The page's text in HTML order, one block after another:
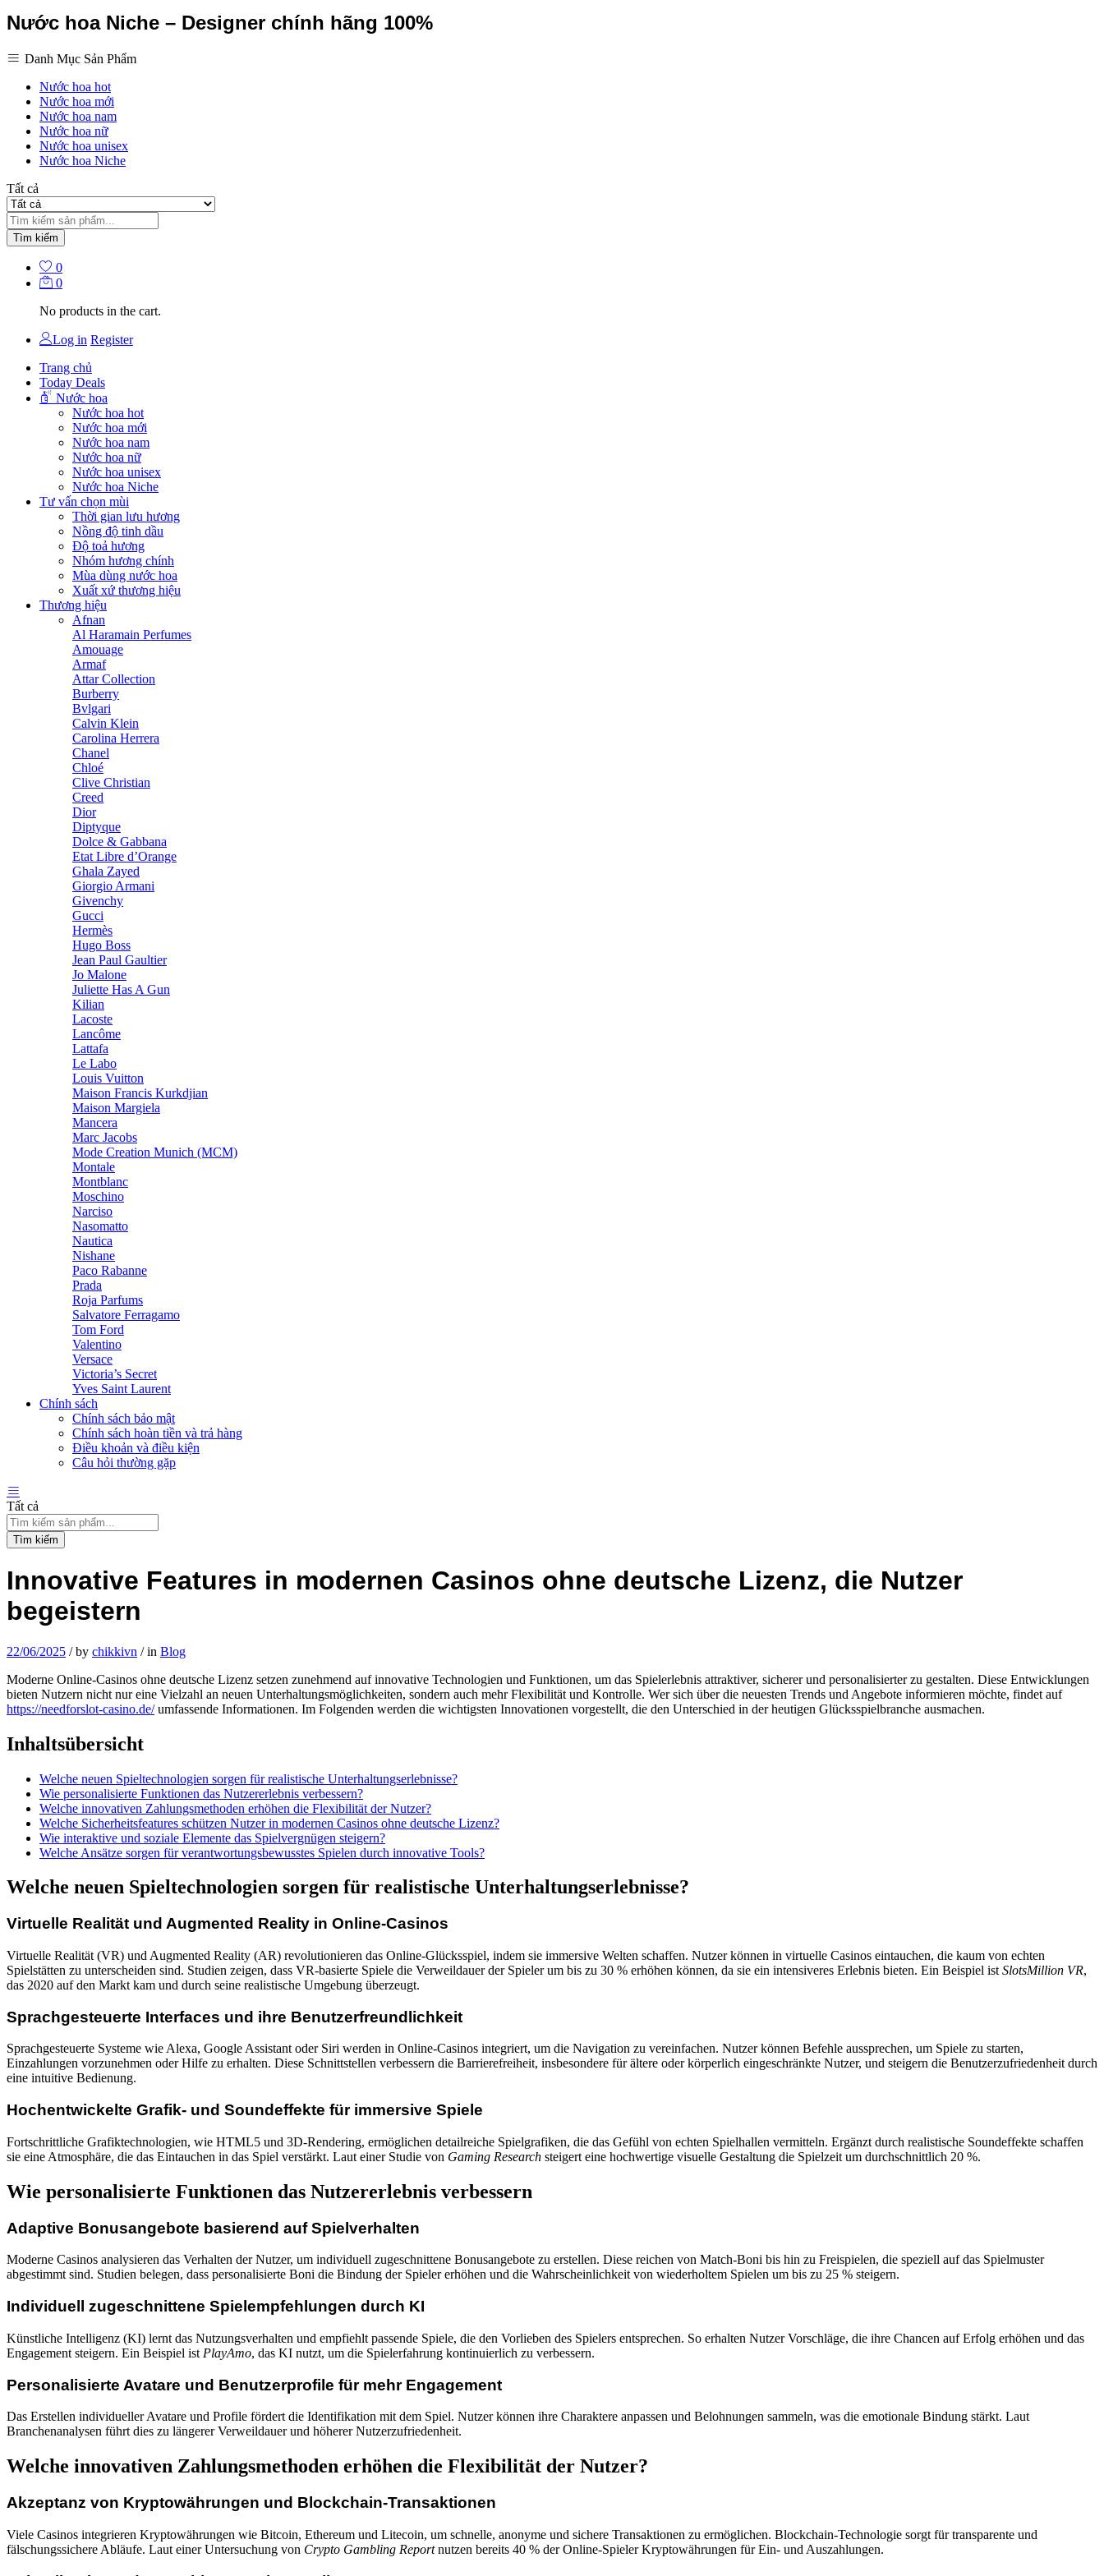
Nước hoa Niche – Designer chính hãng 100%
Danh Mục Sản Phẩm
Nước hoa hot
Nước hoa mới
Nước hoa nam
Nước hoa nữ
Nước hoa unisex
Nước hoa Niche
Tất cả
Tìm kiếm
0
0
No products in the cart.
Log in Register
Trang chủ
Today Deals
Nước hoa
Nước hoa hot
Nước hoa mới
Nước hoa nam
Nước hoa nữ
Nước hoa unisex
Nước hoa Niche
Tư vấn chọn mùi
Thời gian lưu hương
Nồng độ tinh dầu
Độ toả hương
Nhóm hương chính
Mùa dùng nước hoa
Xuất xứ thương hiệu
Thương hiệu
Afnan
Al Haramain Perfumes
Amouage
Armaf
Attar Collection
Burberry
Bvlgari
Calvin Klein
Carolina Herrera
Chanel
Chloé
Clive Christian
Creed
Dior
Diptyque
Dolce & Gabbana
Etat Libre d’Orange
Ghala Zayed
Giorgio Armani
Givenchy
Gucci
Hermès
Hugo Boss
Jean Paul Gaultier
Jo Malone
Juliette Has A Gun
Kilian
Lacoste
Lancôme
Lattafa
Le Labo
Louis Vuitton
Maison Francis Kurkdjian
Maison Margiela
Mancera
Marc Jacobs
Mode Creation Munich (MCM)
Montale
Montblanc
Moschino
Narciso
Nasomatto
Nautica
Nishane
Paco Rabanne
Prada
Roja Parfums
Salvatore Ferragamo
Tom Ford
Valentino
Versace
Victoria’s Secret
Yves Saint Laurent
Chính sách
Chính sách bảo mật
Chính sách hoàn tiền và trả hàng
Điều khoản và điều kiện
Câu hỏi thường gặp
Tất cả
Tìm kiếm
Innovative Features in modernen Casinos ohne deutsche Lizenz, die Nutzer
begeistern
22/06/2025 /by chikkivn /in Blog
Moderne Online-Casinos ohne deutsche Lizenz setzen zunehmend auf innovative Technologien und Funktionen, um das Spielerlebnis attraktiver, sicherer und personalisierter zu gestalten. Diese Entwicklungen
bieten Nutzern nicht nur eine Vielzahl an neuen Unterhaltungsmöglichkeiten, sondern auch mehr Flexibilität und Kontrolle. Wer sich über die neuesten Trends und Angebote informieren möchte, findet auf
https://needforslot-casino.de/umfassende Informationen. Im Folgenden werden die wichtigsten Innovationen vorgestellt, die den Unterschied in der heutigen Glücksspielbranche ausmachen.
Inhaltsübersicht
Welche neuen Spieltechnologien sorgen für realistische Unterhaltungserlebnisse?
Wie personalisierte Funktionen das Nutzererlebnis verbessern?
Welche innovativen Zahlungsmethoden erhöhen die Flexibilität der Nutzer?
Welche Sicherheitsfeatures schützen Nutzer in modernen Casinos ohne deutsche Lizenz?
Wie interaktive und soziale Elemente das Spielvergnügen steigern?
Welche Ansätze sorgen für verantwortungsbewusstes Spielen durch innovative Tools?
Welche neuen Spieltechnologien sorgen für realistische Unterhaltungserlebnisse?
Virtuelle Realität und Augmented Reality in Online-Casinos
Virtuelle Realität (VR) und Augmented Reality (AR) revolutionieren das Online-Glücksspiel, indem sie immersive Welten schaffen. Nutzer können in virtuelle Casinos eintauchen, die kaum von echten
Spielstätten zu unterscheiden sind. Studien zeigen, dass VR-basierte Spiele die Verweildauer der Spieler um bis zu 30 % erhöhen können, da sie ein intensiveres Erlebnis bieten. Ein Beispiel ist SlotsMillion VR,
das 2020 auf den Markt kam und durch seine realistische Umgebung überzeugt.
Sprachgesteuerte Interfaces und ihre Benutzerfreundlichkeit
Sprachgesteuerte Systeme wie Alexa, Google Assistant oder Siri werden in Online-Casinos integriert, um die Navigation zu vereinfachen. Nutzer können Befehle aussprechen, um Spiele zu starten,
Einzahlungen vorzunehmen oder Hilfe zu erhalten. Diese Schnittstellen verbessern die Barrierefreiheit, insbesondere für ältere oder körperlich eingeschränkte Nutzer, und steigern die Benutzerzufriedenheit durch
eine intuitive Bedienung.
Hochentwickelte Grafik- und Soundeffekte für immersive Spiele
Fortschrittliche Grafiktechnologien, wie HTML5 und 3D-Rendering, ermöglichen detailreiche Spielgrafiken, die das Gefühl von echten Spielhallen vermitteln. Ergänzt durch realistische Soundeffekte schaffen
sie eine Atmosphäre, die das Eintauchen in das Spiel verstärkt. Laut einer Studie von Gaming Research steigert eine hochwertige visuelle Gestaltung die Spielzeit um durchschnittlich 20 %.
Wie personalisierte Funktionen das Nutzererlebnis verbessern
Adaptive Bonusangebote basierend auf Spielverhalten
Moderne Casinos analysieren das Verhalten der Nutzer, um individuell zugeschnittene Bonusangebote zu erstellen. Diese reichen von Match-Boni bis hin zu Freispielen, die speziell auf das Spielmuster
abgestimmt sind. Studien belegen, dass personalisierte Boni die Bindung der Spieler erhöhen und die Wahrscheinlichkeit von wiederholtem Spielen um bis zu 25 % steigern.
Individuell zugeschnittene Spielempfehlungen durch KI
Künstliche Intelligenz (KI) lernt das Nutzungsverhalten und empfiehlt passende Spiele, die den Vorlieben des Spielers entsprechen. So erhalten Nutzer Vorschläge, die ihre Chancen auf Erfolg erhöhen und das
Engagement steigern. Ein Beispiel ist PlayAmo, das KI nutzt, um die Spielerfahrung kontinuierlich zu verbessern.
Personalisierte Avatare und Benutzerprofile für mehr Engagement
Das Erstellen individueller Avatare und Profile fördert die Identifikation mit dem Spiel. Nutzer können ihre Charaktere anpassen und Belohnungen sammeln, was die emotionale Bindung stärkt. Laut
Branchenanalysen führt dies zu längerer Verweildauer und höherer Nutzerzufriedenheit.
Welche innovativen Zahlungsmethoden erhöhen die Flexibilität der Nutzer?
Akzeptanz von Kryptowährungen und Blockchain-Transaktionen
Viele Casinos integrieren Kryptowährungen wie Bitcoin, Ethereum und Litecoin, um schnelle, anonyme und sichere Transaktionen zu ermöglichen. Blockchain-Technologie sorgt für transparente und
fälschungssichere Abläufe. Laut einer Untersuchung von Crypto Gambling Reportnutzen bereits 40 % der Online-Spieler Kryptowährungen für Ein- und Auszahlungen.